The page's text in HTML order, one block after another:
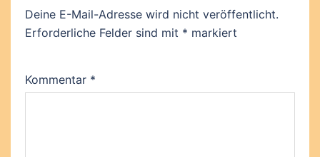
Deine E-Mail-Adresse wird nicht veröffentlicht.
Erforderliche Felder sind mit * markiert
Kommentar *